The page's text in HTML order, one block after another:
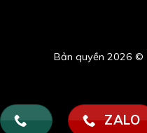
Bản quyền 2026 ©
ZALO